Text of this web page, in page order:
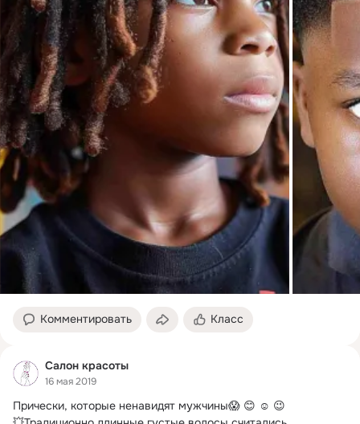
Комментировать Класс
Салон красоты
16 мая 2019
Прически, которые ненавидят мужчины😱 😊 ☺ 😉